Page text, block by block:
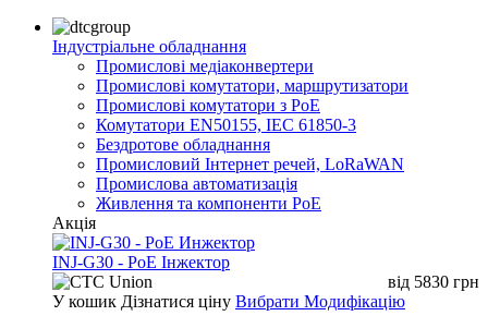
Індустріальне обладнання
Промислові медіаконвертери
Промислові комутатори, маршрутизатори
Промислові комутатори з PoE
Комутатори EN50155, IEC 61850-3
Бездротове обладнання
Промисловий Інтернет речей, LoRaWAN
Промислова автоматизація
Живлення та компоненти PoE
Акція
INJ-G30 - PoE Інжектор
від 5830 грн
У кошик Дізнатися ціну Вибрати Модифікацію